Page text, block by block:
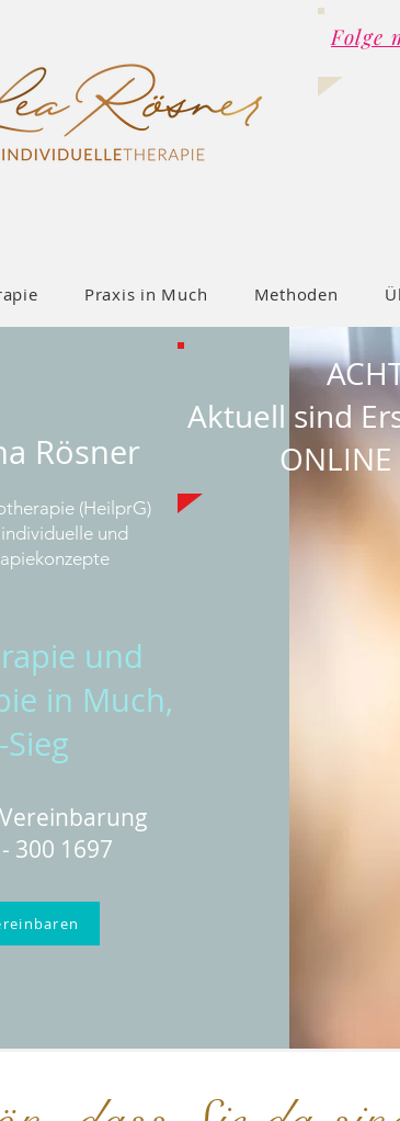
Folge
Praxis in Much Methoden
Rösner
(HeilprG)
und
und
in Much,
300 1697
Aktuell sind